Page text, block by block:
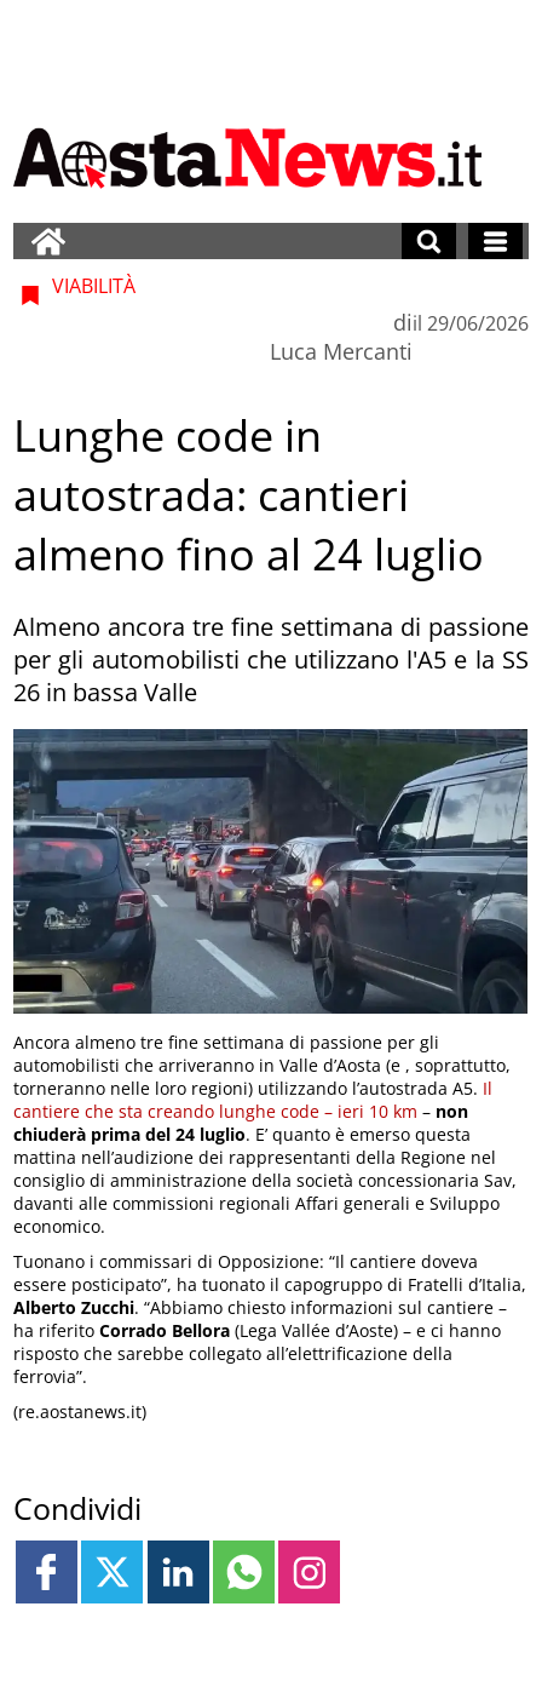
VIABILITÀ
di
Luca Mercanti
il 29/06/2026
Lunghe code in
autostrada: cantieri
almeno fino al 24 luglio
Almeno ancora tre fine settimana di passione
per gli automobilisti che utilizzano l'A5 e la SS
26 in bassa Valle
Ancora almeno tre fine settimana di passione per gli
automobilisti che arriveranno in Valle d’Aosta (e , soprattutto,
torneranno nelle loro regioni) utilizzando l’autostrada A5. Il
cantiere che sta creando lunghe code – ieri 10 km – non
chiuderà prima del 24 luglio. E’ quanto è emerso questa
mattina nell’audizione dei rappresentanti della Regione nel
consiglio di amministrazione della società concessionaria Sav,
davanti alle commissioni regionali Affari generali e Sviluppo
economico.
Tuonano i commissari di Opposizione: “Il cantiere doveva
essere posticipato”, ha tuonato il capogruppo di Fratelli d’Italia,
Alberto Zucchi. “Abbiamo chiesto informazioni sul cantiere –
ha riferitoCorrado Bellora (Lega Vallée d’Aoste) – e ci hanno
risposto che sarebbe collegato all’elettrificazione della
ferrovia”.
(re.aostanews.it)
Condividi